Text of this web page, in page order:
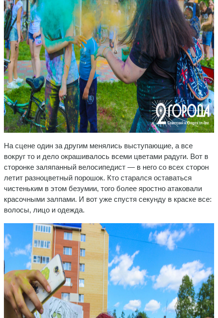
На сцене один за другим менялись выступающие, а все
вокруг то и дело окрашивалось всеми цветами радуги. Вот в
сторонке заляпанный велосипедист — в него со всех сторон
летит разноцветный порошок. Кто старался оставаться
чистеньким в этом безумии, того более яростно атаковали
красочными залпами. И вот уже спустя секунду в краске все:
волосы, лицо и одежда.